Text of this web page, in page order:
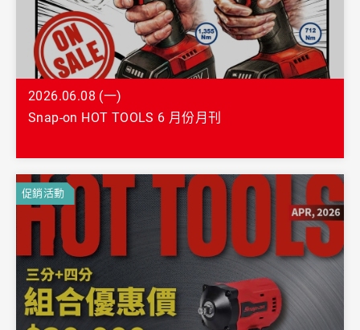
2026.06.08 (一)
Snap-on HOT TOOLS 6 月份月刊
促銷活動